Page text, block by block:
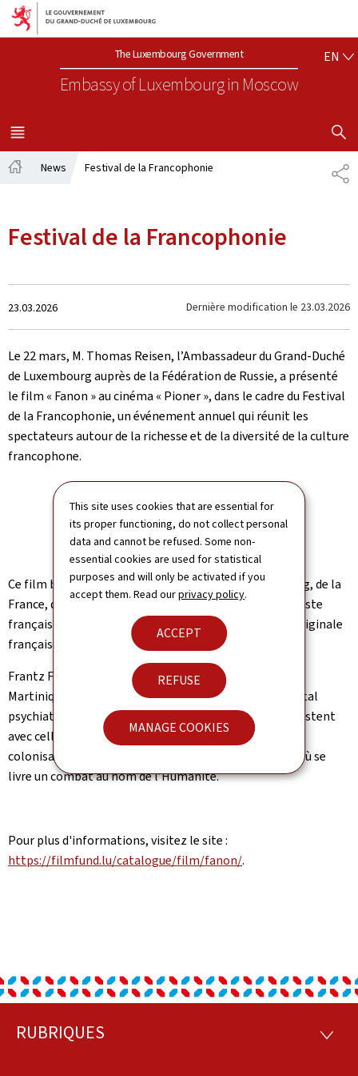
This site uses cookies that are essential for
its proper functioning, do not collect personal
data and cannot be refused. Some non-
essential cookies are used for statistical
purposes and will only be activated if you
accept them. Read ourprivacy policy.
ACCEPT
REFUSE
MANAGE COOKIES
Go to main navigation
Go to content
The Luxembourg Government
Embassy of Luxembourgin Moscow
EN
MENU
MAIN
SHOW
News Festival de la Francophonie
Festival de la Francophonie
Created
on
23.03.2026 Dernière modification le 23.03.2026
Le 22 mars, M. Thomas Reisen, l’Ambassadeur du Grand-Duché
de Luxembourg auprès de la Fédération de Russie, a présenté
le film « Fanon » au cinéma « Pioner », dans le cadre du Festival
de la Francophonie, un événement annuel qui réunit les
spectateurs autour de la richesse et de la diversité de la culture
francophone.
Ce film biographique, une coproduction du Luxembourg, de la
France, du Canada et de la Belgique, réalisé par le cinéaste
français Jean-Claude Barny, a été projeté en version originale
française avec les sous-titres en russe.
Frantz Fanon, un psychiatre français originaire de la
Martinique vient d’être nommé chef de service à l’hôpital
psychiatrique de Blida en Algérie. Ses méthodes contrastent
avec celles des autres médecins dans un contexte de
colonisation. Un biopic au cœur de la guerre d’Algérie où se
livre un combat au nom de l’Humanité.
Pour plus d'informations, visitez le site :
https://filmfund.lu/catalogue/film/fanon/.
Footer
RUBRIQUES